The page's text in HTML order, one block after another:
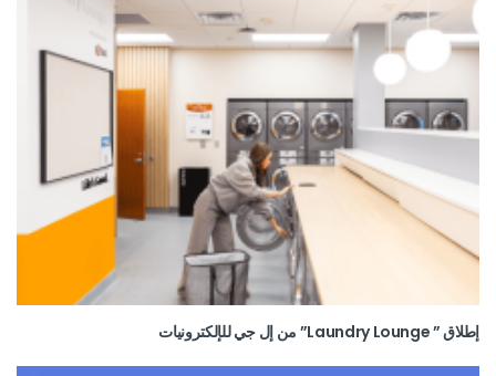
إطلاق ” Laundry Lounge” من إل جي للإلكترونيات